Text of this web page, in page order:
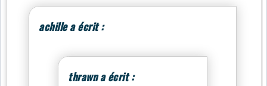
achille a écrit :
thrawn a écrit :